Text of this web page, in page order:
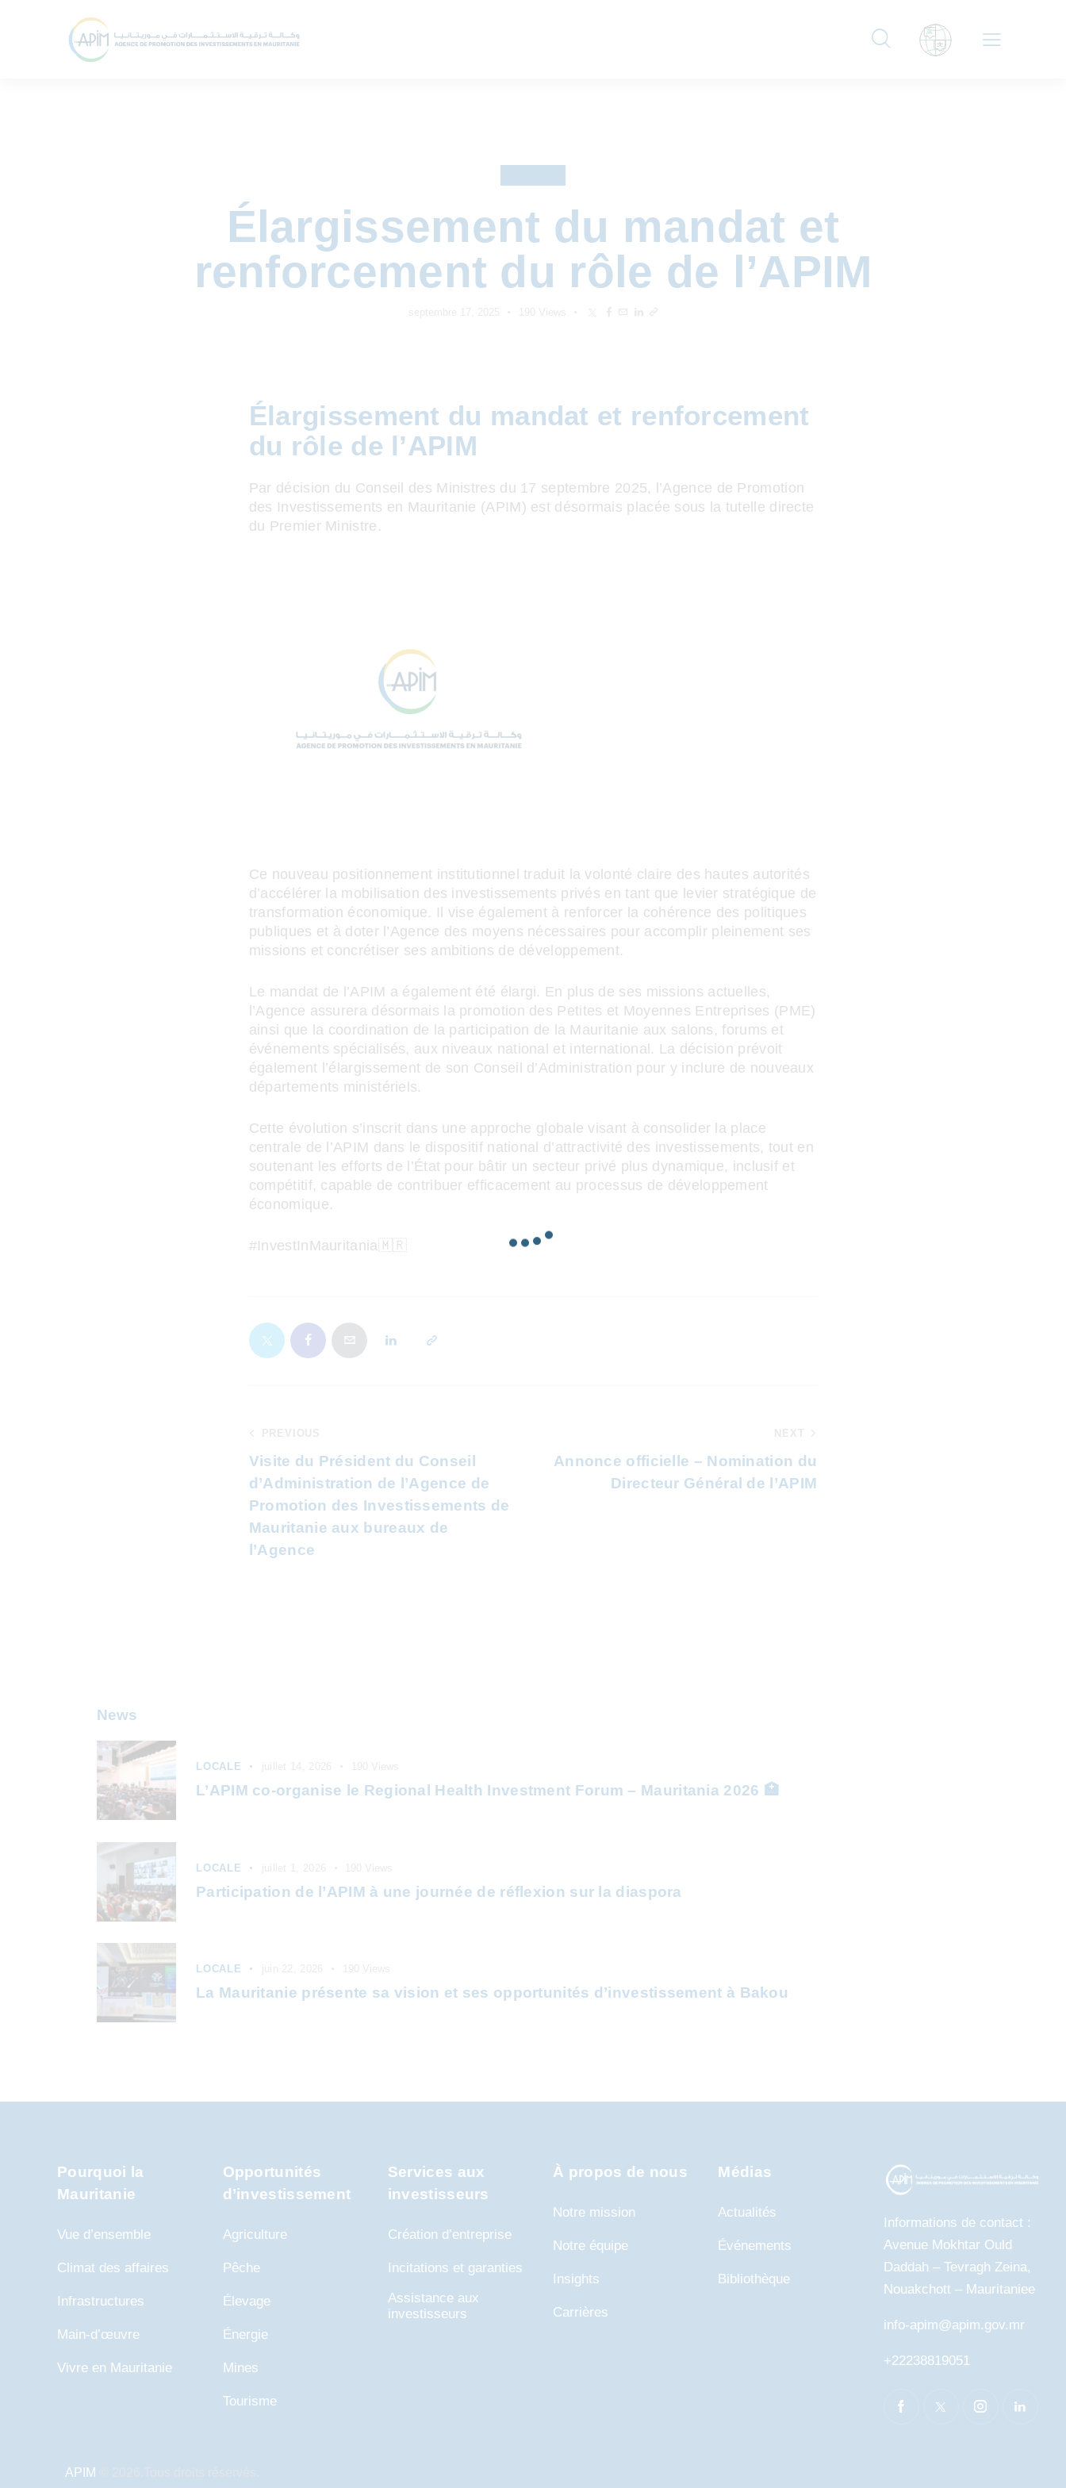
Élargissement du mandat et
renforcement du rôle de l’APIM
Élargissement du mandat et renforcement
du rôle de l’APIM
Par décision du Conseil des Ministres du 17 septembre 2025, l’Agence de Promotion
des Investissements en Mauritanie (APIM) est désormais placée sous la tutelle directe
du Premier Ministre.
Ce nouveau positionnement institutionnel traduit la volonté claire des hautes autorités
d’accélérer la mobilisation des investissements privés en tant que levier stratégique de
transformation économique. Il vise également à renforcer la cohérence des politiques
publiques et à doter l’Agence des moyens nécessaires pour accomplir pleinement ses
missions et concrétiser ses ambitions de développement.
Le mandat de l’APIM a également été élargi. En plus de ses missions actuelles,
l’Agence assurera désormais la promotion des Petites et Moyennes Entreprises (PME)
ainsi que la coordination de la participation de la Mauritanie aux salons, forums et
événements spécialisés, aux niveaux national et international. La décision prévoit
également l’élargissement de son Conseil d’Administration pour y inclure de nouveaux
départements ministériels.
Cette évolution s’inscrit dans une approche globale visant à consolider la place
centrale de l’APIM dans le dispositif national d’attractivité des investissements, tout en
soutenant les efforts de l’État pour bâtir un secteur privé plus dynamique, inclusif et
compétitif, capable de contribuer efficacement au processus de développement
économique.
#InvestInMauritania🇲🇷
Visite du Président du Conseil
d’Administration de l’Agence de
Promotion des Investissements de
Mauritanie aux bureaux de
l’Agence
Annonce officielle – Nomination du
Directeur Général de l’APIM
News
LOCALE
L’APIM co-organise le Regional Health Investment Forum – Mauritania 2026 🏥
LOCALE
Participation de l’APIM à une journée de réflexion sur la diaspora
LOCALE
La Mauritanie présente sa vision et ses opportunités d’investissement à Bakou
Pourquoi la
Mauritanie
Vue d’ensemble
Climat des affaires
Infrastructures
Main-d’œuvre
Vivre en Mauritanie
Opportunités
d’investissement
Agriculture
Pêche
Élevage
Énergie
Mines
Tourisme
Services aux
investisseurs
Création d’entreprise
Incitations et garanties
Assistance aux
investisseurs
À propos de nous
Notre mission
Notre équipe
Insights
Carrières
Médias
Actualités
Événements
Bibliothèque
Informations de contact :
Avenue Mokhtar Ould
Daddah – Tevragh Zeina,
Nouakchott – Mauritaniee
info-apim@apim.gov.mr
+22238819051
APIM